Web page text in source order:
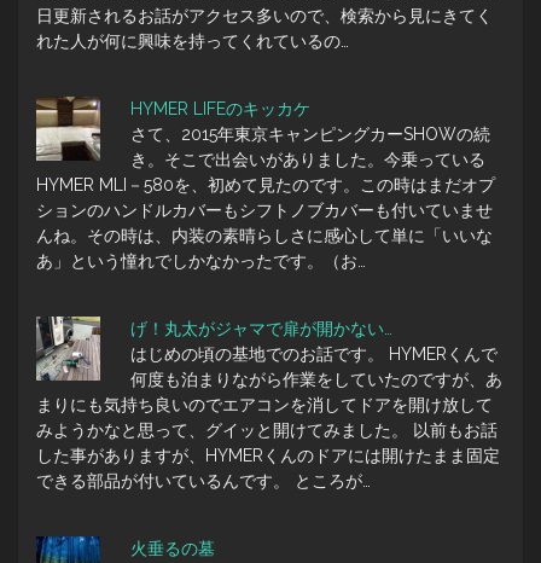
日更新されるお話がアクセス多いので、検索から見にきてく
れた人が何に興味を持ってくれているの…
HYMER LIFEのキッカケ
さて、2015年東京キャンピングカーSHOWの続
き。そこで出会いがありました。今乗っている
HYMER MLI－580を、初めて見たのです。この時はまだオプ
ションのハンドルカバーもシフトノブカバーも付いていませ
んね。その時は、内装の素晴らしさに感心して単に「いいな
あ」という憧れでしかなかったです。（お…
げ！丸太がジャマで扉が開かない…
はじめの頃の基地でのお話です。 HYMERくんで
何度も泊まりながら作業をしていたのですが、あ
まりにも気持ち良いのでエアコンを消してドアを開け放して
みようかなと思って、グイッと開けてみました。 以前もお話
した事がありますが、HYMERくんのドアには開けたまま固定
できる部品が付いているんです。 ところが…
火垂るの墓